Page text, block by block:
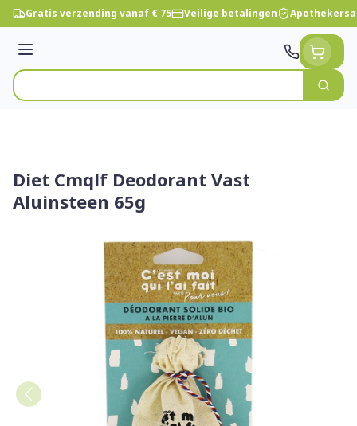
Ga naar de inhoud
Gratis verzending vanaf € 75 Veilige betalingen
Menu
Product, merk, categorie...
Zoek
Diet Cmqlf Deodorant Vast
Aluinsteen 65g